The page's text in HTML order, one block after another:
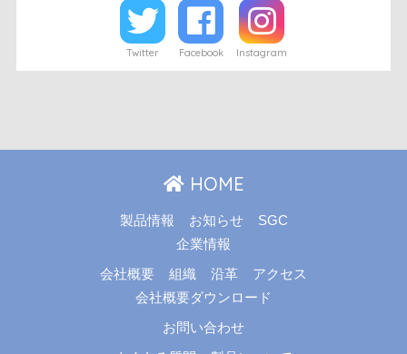
Twitter Facebook Instagram
HOME
製品情報 お知らせ
SGC
企業情報
会社概要 組織 沿革
アクセス
会社概要ダウンロード
お問い合わせ